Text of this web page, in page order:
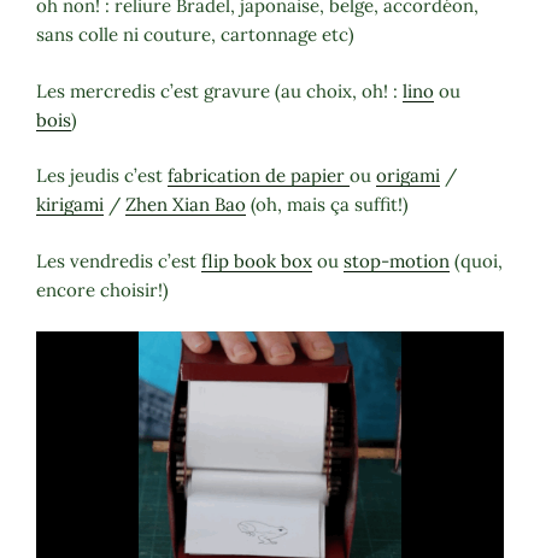
oh non! : reliure Bradel, japonaise, belge, accordéon,
sans colle ni couture, cartonnage etc)
Les mercredis c’est gravure (au choix, oh! : lino ou
bois)
Les jeudis c’est fabrication de papier ou origami /
kirigami / Zhen Xian Bao (oh, mais ça suffit!)
Les vendredis c’est flip book box ou stop-motion (quoi,
encore choisir!)